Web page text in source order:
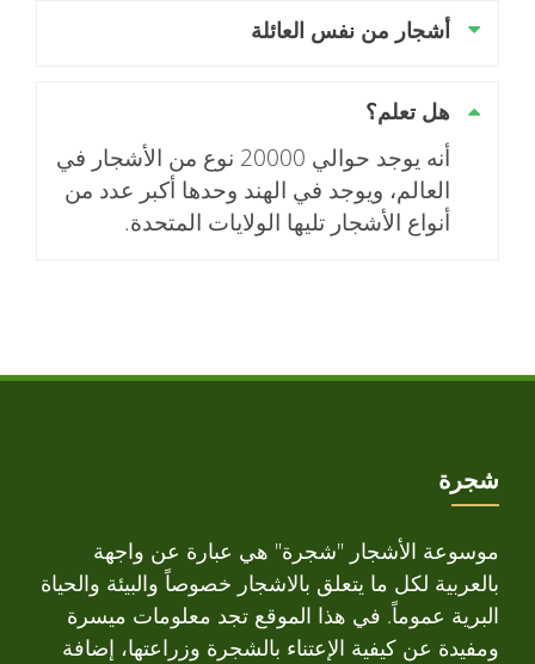
أشجار من نفس العائلة
هل تعلم؟
أنه يوجد حوالي 20000 نوع من الأشجار في
العالم، ويوجد في الهند وحدها أكبر عدد من
أنواع الأشجار تليها الولايات المتحدة.
شجرة
موسوعة الأشجار "شجرة" هي عبارة عن واجهة
بالعربية لكل ما يتعلق بالاشجار خصوصاً والبيئة والحياة
البرية عموماً. في هذا الموقع تجد معلومات ميسرة
ومفيدة عن كيفية الإعتناء بالشجرة وزراعتها، إضافة